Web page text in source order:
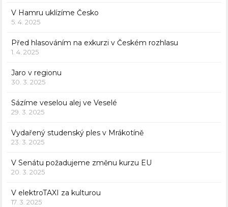
V Hamru uklízíme Česko
5. 4. 2025
Před hlasováním na exkurzi v Českém rozhlasu
1. 4. 2025
Jaro v regionu
30. 3. 2025
Sázíme veselou alej ve Veselé
29. 3. 2025
Vydařený studenský ples v Mrákotíně
23. 3. 2025
V Senátu požadujeme změnu kurzu EU
20. 3. 2025
V elektroTAXI za kulturou
17. 3. 2025